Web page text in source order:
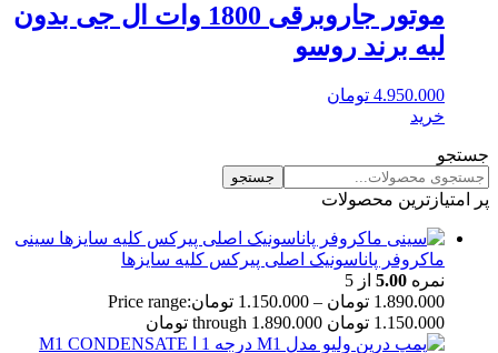
موتور جاروبرقی 1800 وات ال جی بدون
لبه برند روسو
4.950.000 تومان
خرید
جستجو
جستجو
پر امتیازترین محصولات
سینی
ماکروفر پاناسونیک اصلی پیرکس کلیه سایزها
نمره 5.00 از 5
1.890.000 تومان –
1.150.000 تومانPrice range:
1.150.000 تومان through 1.890.000 تومان